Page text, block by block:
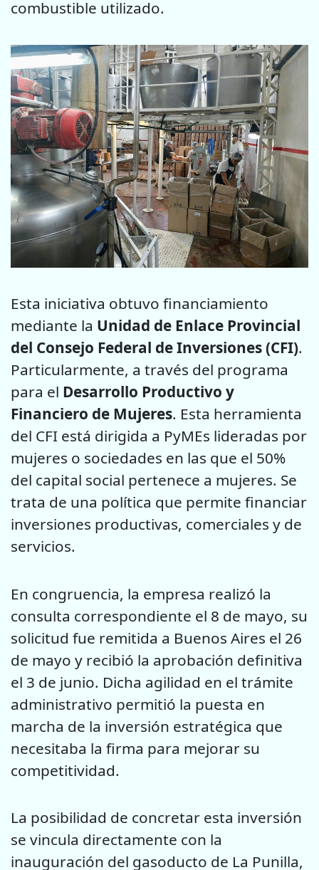
combustible utilizado.
Esta iniciativa obtuvo financiamiento
mediante la Unidad de Enlace Provincial
del Consejo Federal de Inversiones (CFI).
Particularmente, a través del programa
para el Desarrollo Productivo y
Financiero de Mujeres. Esta herramienta
del CFI está dirigida a PyMEs lideradas por
mujeres o sociedades en las que el 50%
del capital social pertenece a mujeres. Se
trata de una política que permite financiar
inversiones productivas, comerciales y de
servicios.
En congruencia, la empresa realizó la
consulta correspondiente el 8 de mayo, su
solicitud fue remitida a Buenos Aires el 26
de mayo y recibió la aprobación definitiva
el 3 de junio. Dicha agilidad en el trámite
administrativo permitió la puesta en
marcha de la inversión estratégica que
necesitaba la firma para mejorar su
competitividad.
La posibilidad de concretar esta inversión
se vincula directamente con la
inauguración del gasoducto de La Punilla,